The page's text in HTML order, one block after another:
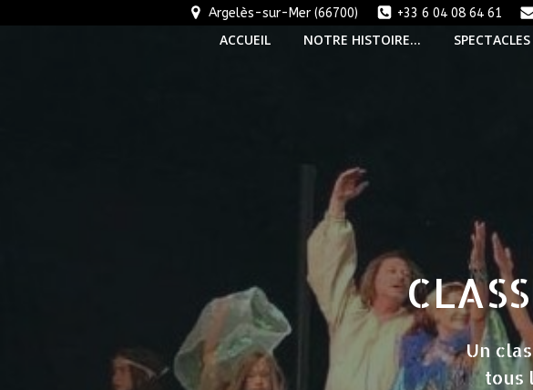
Argelès-sur-Mer (66700) +33 6 04 08 64 61
ACCUEIL NOTRE HISTOIRE… SPECTACLES
Un
tous